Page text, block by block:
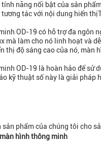
năng nổi bật của sản
tác với nội dung hiển
OD-19 có hỗ trợ đa ngôn
mà làm cho nó linh hoạt và
thị độ sáng cao của nó, màn
OD-19 là hoàn hảo để sử
kỹ thuật số này là giải pháp
sản phẩm của chúng tôi cho
màn hình thông minh